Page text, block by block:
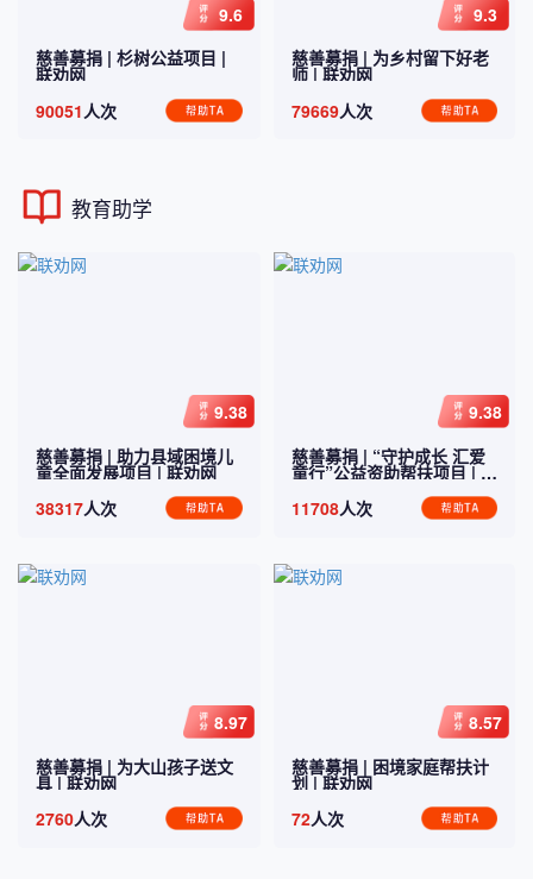
9.6
慈善募捐 | 杉树公益项目 |
联劝网
90051 人次
9.3
慈善募捐 | 为乡村留下好老
师| 联劝网
79669人次
教育助学
9.38
慈善募捐 | 助力县域困境儿
童全面发展项目| 联劝网
38317人次
9.38
慈善募捐 | “守护成长 汇爱
童行”公益资助帮扶项目| 联
11708人次
8.97
慈善募捐 | 为大山孩子送文
具| 联劝网
2760人次
8.57
慈善募捐 | 困境家庭帮扶计
划| 联劝网
72人次